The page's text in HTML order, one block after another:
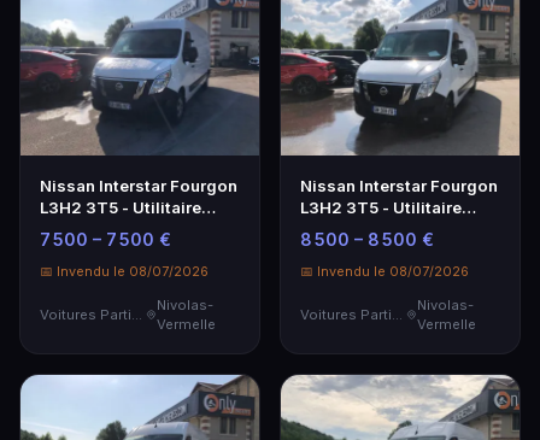
Nissan Interstar Fourgon
L3H2 3T5 - Utilitaire
Spacieux et Pratique
7 500 – 7 500 €
📅 Invendu le 08/07/2026
Voitures Particulières
Nivolas-
Vermelle
Nissan Interstar Fourgon
L3H2 3T5 - Utilitaire
Spacieux
8 500 – 8 500 €
📅 Invendu le 08/07/2026
Voitures Particulières
Nivolas-
Vermelle